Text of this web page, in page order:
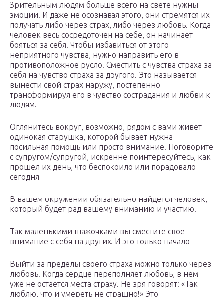
Зрительным людям больше всего на свете нужны
эмоции. И даже не осознавая этого, они стремятся их
получать либо через страх, либо через любовь. Когда
человек весь сосредоточен на себе, он начинает
бояться за себя. Чтобы избавиться от этого
неприятного чувства, нужно направить его в
противоположное русло. Сместить с чувства страха за
себя на чувство страха за другого. Это называется
вынести свой страх наружу, постепенно
трансформируя его в чувство сострадания и любви к
людям.
Оглянитесь вокруг, возможно, рядом с вами живет
одинокая старушка, которой бывает нужна
посильная помощь или просто внимание. Поговорите
с супругом/супругой, искренне поинтересуйтесь, как
прошел их день, что беспокоило или порадовало
сегодня
В вашем окружении обязательно найдется человек,
который будет рад вашему вниманию и участию.
Так маленькими шажочками вы сместите свое
внимание с себя на других. И это только начало
Выйти за пределы своего страха можно только через
любовь. Когда сердце переполняет любовь, в нем
уже не остается места страху. Не зря говорят: «Так
люблю, что и умереть не страшно!» Это